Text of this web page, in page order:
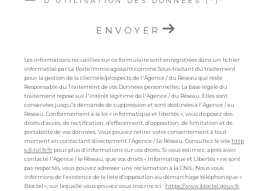
ENVOYER
Les informations recueillies sur ce formulaire sont enregistrées dans un fichier
informatisé par La Boite Immo agissant comme Sous-traitant du traitement
pour la gestion de la clientèle/prospects de l'Agence / du Réseau qui reste
Responsable du Traitement de vos Données personnelles. La base légale du
traitement repose sur l'intérêt légitime de l'Agence / du Réseau. Elles sont
conservées jusqu'à demande de suppression et sont destinées à l'Agence / au
Réseau. Conformément à la loi « informatique et libertés », vous disposez des
droits d’accès, de rectification, d’effacement, d’opposition, de limitation et de
portabilité de vos données. Vous pouvez retirer votre consentement à tout
moment en contactant directement l’Agence / Le Réseau. Consultez le site http
s://cnil.fr/fr pour plus d’informations sur vos droits. Si vous estimez, après avoir
contacté l'Agence / le Réseau, que vos droits « Informatique et Libertés » ne sont
pas respectés, vous pouvez adresser une réclamation à la CNIL. Nous vous
informons de l’existence de la liste d'opposition au démarchage téléphonique «
Bloctel », sur laquelle vous pouvez vous inscrire ici : https://www.bloctel.gouv.fr